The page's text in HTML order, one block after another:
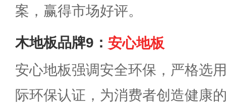
案，赢得市场好评。
木地板品牌9： 安心地板
安心地板强调安全环保，严格选
际环保认证，为消费者创造健康